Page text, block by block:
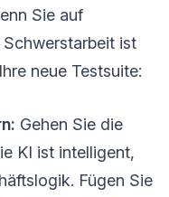
Sie auf
ist
neue Testsuite:
Gehen Sie die
KI ist intelligent,
Fügen Sie